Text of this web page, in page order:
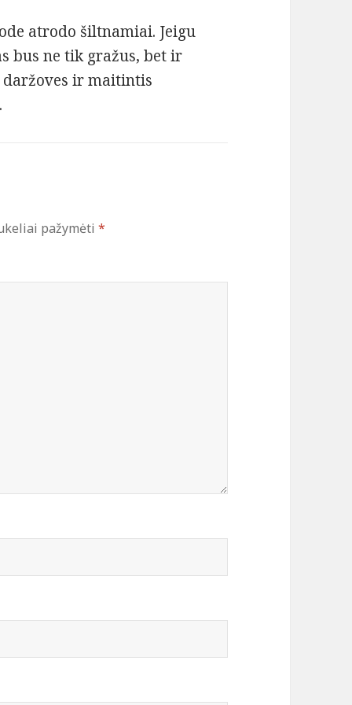
atrodo šiltnamiai. Jeigu
bus ne tik gražus, bet ir
ir maitintis
pažymėti*